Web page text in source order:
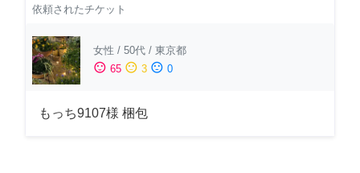
依頼されたチケット
女性 / 50代 / 東京都
sentiment_satisfied 65 sentiment_neutral 3 sentiment_dissatisfied 0
もっち9107様 梱包